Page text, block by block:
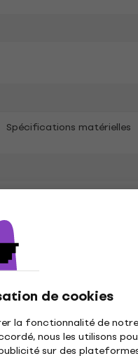
de cookies
la fonctionnalité de notre
nous les utilisons
sur des
Spécifications matérielles